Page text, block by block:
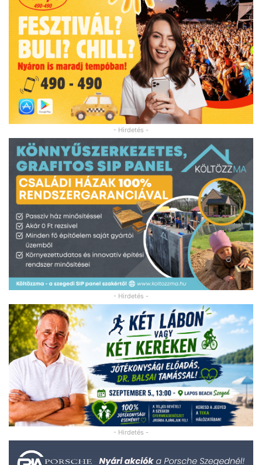
- Hirdetés -
- Hirdetés -
- Hirdetés -